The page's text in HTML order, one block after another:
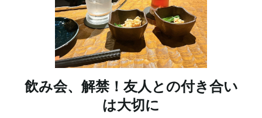
飲み会、解禁！友人との付き合い
は大切に